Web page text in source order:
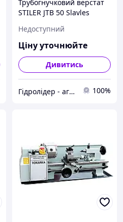
Трубогнучковий верстат
STILER JTB 50 Slavles
Недоступний
Ціну уточнюйте
Дивитись
Гідролідер - агротехніка, промислове та будівельне обладнання 100%